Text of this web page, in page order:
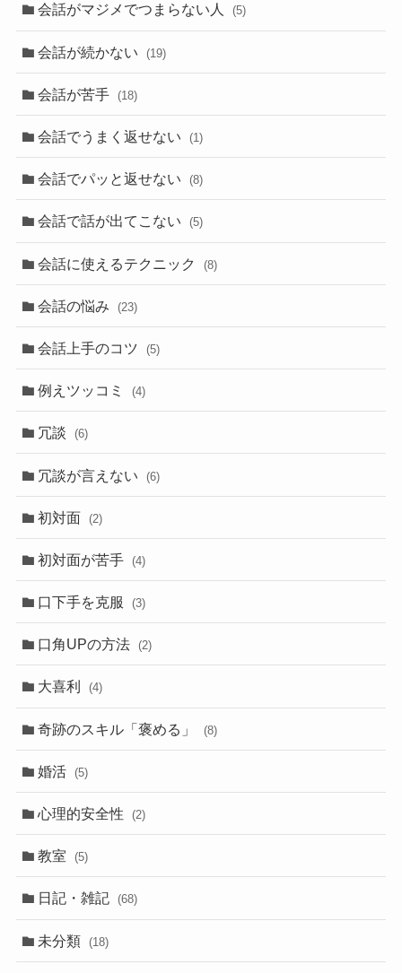
会話がマジメでつまらない人 (5)
会話が続かない (19)
会話が苦手 (18)
会話でうまく返せない (1)
会話でパッと返せない (8)
会話で話が出てこない (5)
会話に使えるテクニック (8)
会話の悩み (23)
会話上手のコツ (5)
例えツッコミ (4)
冗談 (6)
冗談が言えない (6)
初対面 (2)
初対面が苦手 (4)
口下手を克服 (3)
口角UPの方法 (2)
大喜利 (4)
奇跡のスキル「褒める」 (8)
婚活 (5)
心理的安全性 (2)
教室 (5)
日記・雑記 (68)
未分類 (18)